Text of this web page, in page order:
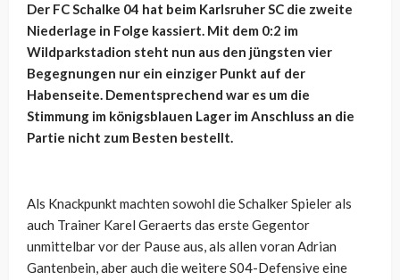
Der FC Schalke 04 hat beim Karlsruher SC die zweite
Niederlage in Folge kassiert. Mit dem 0:2 im
Wildparkstadion steht nun aus den jüngsten vier
Begegnungen nur ein einziger Punkt auf der
Habenseite. Dementsprechend war es um die
Stimmung im königsblauen Lager im Anschluss an die
Partie nicht zum Besten bestellt.
Als Knackpunkt machten sowohl die Schalker Spieler als
auch Trainer Karel Geraerts das erste Gegentor
unmittelbar vor der Pause aus, als allen voran Adrian
Gantenbein, aber auch die weitere S04-Defensive eine